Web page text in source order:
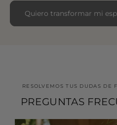
Quiero transformar mi
RESOLVEMOS TUS DUDAS DE
PREGUNTAS